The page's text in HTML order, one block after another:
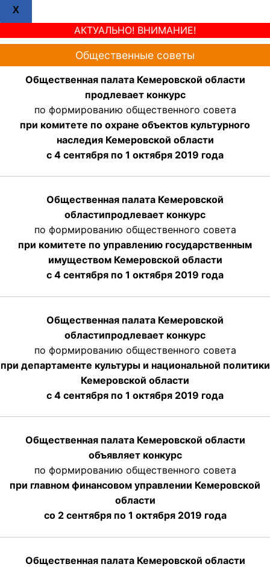
X
АКТУАЛЬНО! ВНИМАНИЕ!
Общественные советы
Общественная палата Кемеровской области
продлевает конкурс
по формированию общественного совета
при комитете по охране объектов культурного
наследия Кемеровской области
с 4 сентября по 1 октября 2019 года
Общественная палата Кемеровской
областипродлевает конкурс
по формированию общественного совета
при комитете по управлению государственным
имуществом Кемеровской области
с 4 сентября по 1 октября 2019 года
Общественная палата Кемеровской
областипродлевает конкурс
по формированию общественного совета
при департаменте культуры и национальной политики
Кемеровской области
с 4 сентября по 1 октября 2019 года
Общественная палата Кемеровской области
объявляет конкурс
по формированию общественного совета
при главном финансовом управлении Кемеровской
области
со 2 сентября по 1 октября 2019 года
Общественная палата Кемеровской области